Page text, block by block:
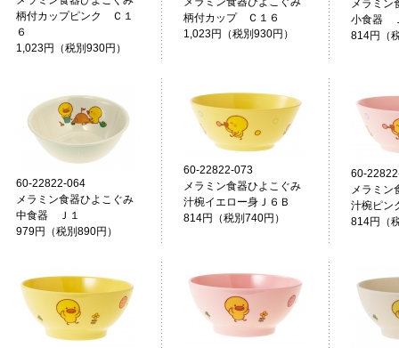
柄付カップピンク Ｃ１
６
1,023円（税別930円）
柄付カップ Ｃ１６
1,023円（税別930円）
メラミン
小食器
814円（
60-22822-064
メラミン食器ひよこぐみ
中食器 Ｊ１
979円（税別890円）
60-22822-073
メラミン食器ひよこぐみ
汁椀イエロー身Ｊ６Ｂ
814円（税別740円）
60-
メラミン
汁椀ピン
814円（